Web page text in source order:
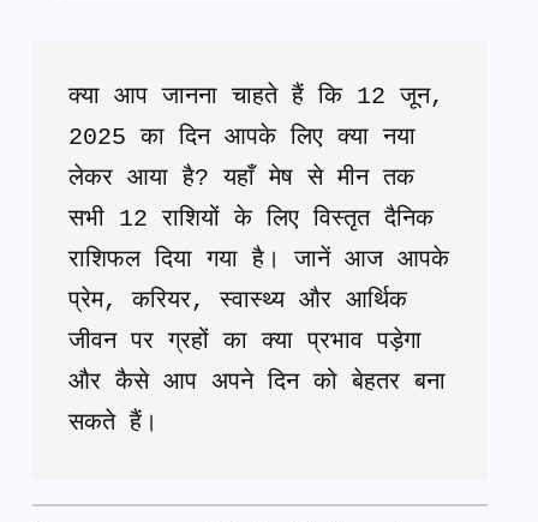
क्या आप जानना चाहते हैं कि 12 जून,
2025 का दिन आपके लिए क्या नया
लेकर आया है? यहाँ मेष से मीन तक
सभी 12 राशियों के लिए विस्तृत दैनिक
राशिफल दिया गया है। जानें आज आपके
प्रेम, करियर, स्वास्थ्य और आर्थिक
जीवन पर ग्रहों का क्या प्रभाव पड़ेगा
और कैसे आप अपने दिन को बेहतर बना
सकते हैं।